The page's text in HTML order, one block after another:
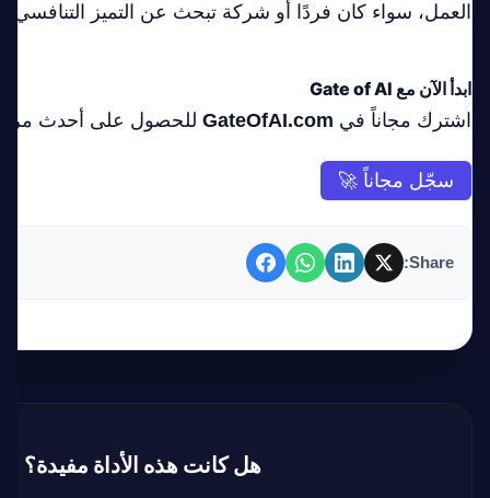
العمل، سواء كان فردًا أو شركة تبحث عن التميز
ابدأ الآن مع Gate of AI
اشترك مجاناً في GateOfAI.com للحصول على أحدث
سجّل مجاناً 🚀
Share:
هل كانت هذه الأداة مفيدة؟